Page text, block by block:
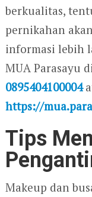
berkualitas,
pernikahan
informasi lebih
MUA Parasayu
0895404100004
https://
Tips
Makeup dan